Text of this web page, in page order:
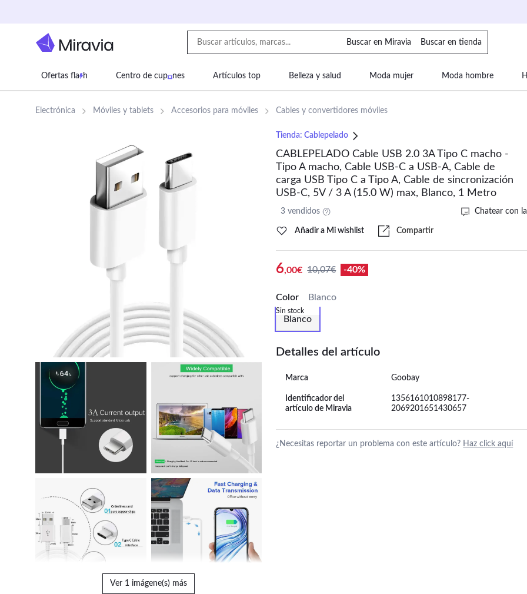
Buscar en Miravia Buscar en tienda
Ofertas fla h Centro de cup nes Artículos top Belleza y salud Moda mujer Moda hombre
Supermercado Juguetes Deportes Equipaje Mascotas Bebé
Electrónica Móviles y tablets Accesorios para móviles Cables y convertidores móviles
Ver 1 imágene(s) más
Tienda: Cablepelado
CABLEPELADO Cable USB 2.0 3A Tipo C macho -
Tipo A macho, Cable USB-C a USB-A, Cable de
carga USB Tipo C a Tipo A, Cable de sincronización
USB-C, 5V / 3 A (15.0 W) max, Blanco, 1 Metro
3 vendidos Chatear con
Añadir a Mi wishlist Compartir
6,00€ 10,07€ -40%
Color Blanco
Sin stock
Blanco
Detalles del artículo
Marca Goobay
Identificador del
artículo de Miravia
1356161010898177-
2069201651430657
¿Necesitas reportar un problema con este artículo? Haz click aquí